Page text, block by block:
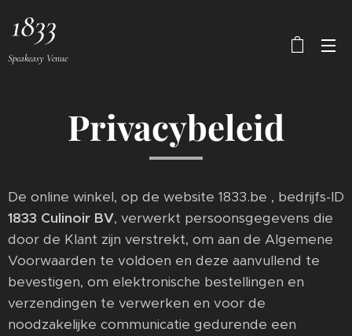
Speakeasy Venue
Privacybeleid
De online winkel, op de website 1833.be , bedrijfs-ID
1833 Culinoir BV, verwerkt persoonsgegevens die
door de Klant zijn verstrekt, om aan de Algemene
Voorwaarden te voldoen en deze aanvullend te
bevestigen, om elektronische bestellingen en
verzendingen te verwerken en voor de
noodzakelijke communicatie gedurende een